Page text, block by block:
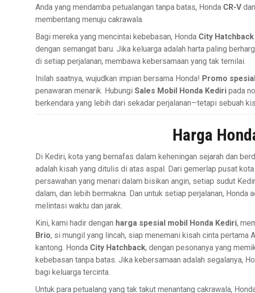
Anda yang mendamba petualangan tanpa batas, Honda CR-Vdan
membentang menuju cakrawala.
Bagi mereka yang mencintai kebebasan, Honda City Hatchback
dengan semangat baru. Jika keluarga adalah harta paling
di setiap perjalanan, membawa kebersamaan yang tak ternilai.
Inilah saatnya, wujudkan impian bersama Honda! Promo
penawaran menarik. Hubungi Sales Mobil Honda Kediri pada
berkendara yang lebih dari sekadar perjalanan—tetapi sebuah
Harga
Di Kediri, kota yang bernafas dalam keheningan sejarah dan
adalah kisah yang ditulis di atas aspal. Dari gemerlap pusat
persawahan yang menari dalam bisikan angin, setiap sudut
dalam, dan lebih bermakna. Dan untuk setiap perjalanan, Honda
melintasi waktu dan jarak.
Kini, kami hadir dengan harga spesial mobil Honda Kediri,
Brio, si mungil yang lincah, siap menemani kisah cinta pertama
kantong. Honda City Hatchback, dengan pesonanya yang
kebebasan tanpa batas. Jika kebersamaan adalah segalanya,
bagi keluarga tercinta.
Untuk para petualang yang tak takut menantang cakrawala,